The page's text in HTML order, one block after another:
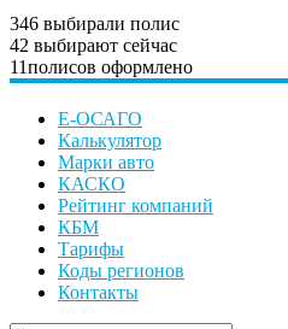
346 выбирали полис
42 выбирают сейчас
11полисов оформлено
Е-ОСАГО
Калькулятор
Марки авто
КАСКО
Рейтинг компаний
КБМ
Тарифы
Коды регионов
Контакты